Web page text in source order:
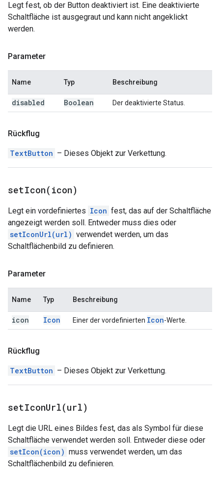
Legt fest, ob der Button deaktiviert ist. Eine deaktivierte
Schaltfläche ist ausgegraut und kann nicht angeklickt
werden.
Parameter
Name Typ Beschreibung
disabled Boolean Der deaktivierte Status.
Rückflug
TextButton – Dieses Objekt zur Verkettung.
setIcon( icon)
Legt ein vordefiniertes Icon fest, das auf der Schaltfläche
angezeigt werden soll. Entweder muss dies oder
setIconUrl(url) verwendet werden, um das
Schaltflächenbild zu definieren.
Parameter
Name Typ Beschreibung
icon Icon Einer der vordefinierten Icon-Werte.
Rückflug
TextButton – Dieses Objekt zur Verkettung.
setIconUrl(url)
Legt die URL eines Bildes fest, das als Symbol für diese
Schaltfläche verwendet werden soll. Entweder diese oder
setIcon(icon) muss verwendet werden, um das
Schaltflächenbild zu definieren.